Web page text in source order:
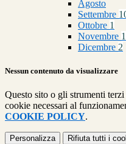
Agosto
Settembre
Ottobre 1
Novembre 1
Dicembre 2
Nessun contenuto da visualizzare
Questo sito o gli strumenti
cookie necessari al
COOKIE POLICY.
Personalizza Rifiuta tutti i